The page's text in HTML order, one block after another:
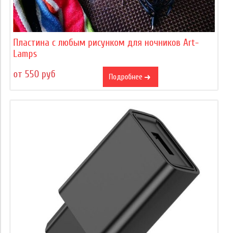
Пластина с любым рисунком для ночников Art-
Lamps
от 550 руб
Подробнее